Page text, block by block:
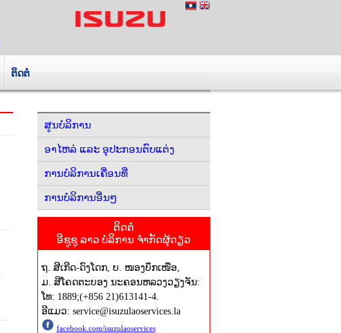
ຕິດຕໍ່
ສູນບໍລິການ
ອາໄຫລ່ ແລະ ອຸປະກອນຕົບແຕ່ງ
ການບໍລິການເຄື່ອນທີ່
ການບໍລິການອື່ນໆ
ຕິດຕໍ່
ອີຊູຊຸ ລາວ ບໍລິການ ຈໍາກັດຜຸ້ດຽວ
ຖ. ສີເກີດ-ດົງໂດກ, ບ. ໜອງບຶກເໜືອ,
ມ. ສີໂຄດຕະບອງ ນະຄອນຫລວງວຽງຈັນ:
ໂທ: 1889;(+856 21)613141-4.
ອີແມວ: service@isuzulaoservices.la
facebook.com/isuzulaoservices